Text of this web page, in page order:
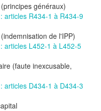
généraux)
articles R434-1 à R434-9
de l'IPP)
articles L452-1 à L452-5
(faute inexcusable,
articles D434-1 à D434-3